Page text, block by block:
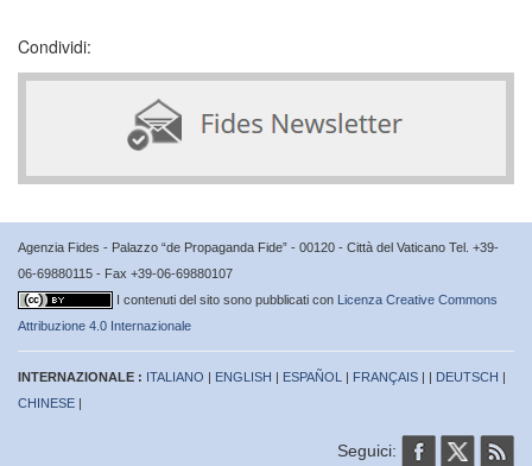
Condividi:
Agenzia Fides - Palazzo “de Propaganda Fide” - 00120 - Città del Vaticano Tel. +39-
06-69880115 - Fax +39-06-69880107
I contenuti del sito sono pubblicati con Licenza Creative Commons
Attribuzione 4.0 Internazionale
INTERNAZIONALE : ITALIANO | ENGLISH | ESPAÑOL | FRANÇAIS | | DEUTSCH |
CHINESE |
Seguici: